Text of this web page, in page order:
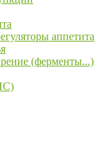
аппетита
(ферменты...)